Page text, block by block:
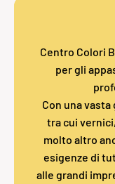
Centro Colori
per gli
Con una
tra cui
molto altro
esigenze di
alle grandi